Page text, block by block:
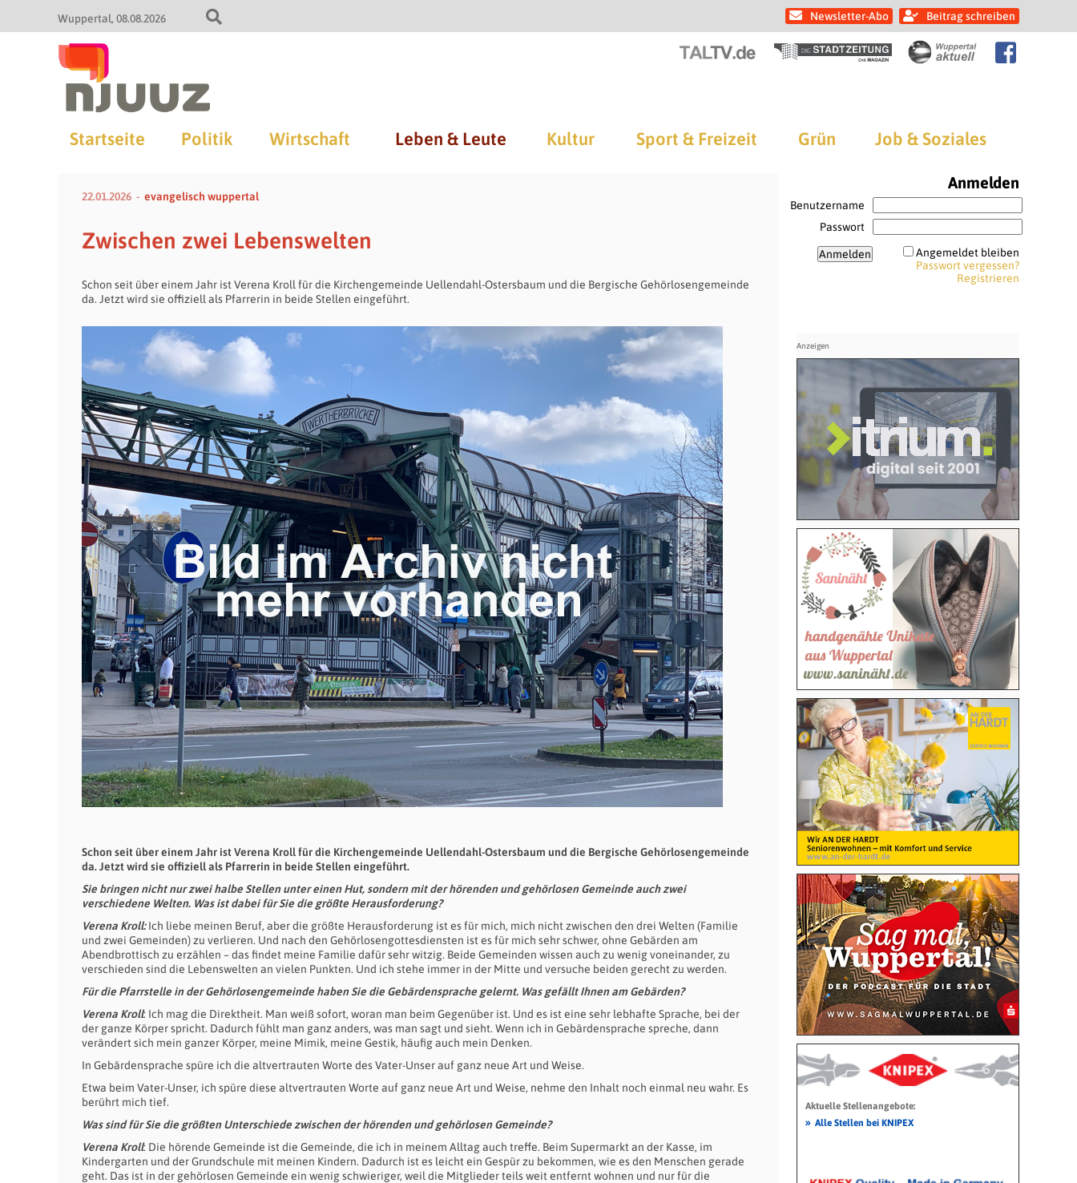
Wuppertal 08.08.2026 Newsletter-Abo Beitrag schreiben
Startseite Politik Wirtschaft Leben & Leute Kultur Sport & Freizeit Grün Job & Soziales
22.01.2026 evangelisch wuppertal
Zwischen zwei Lebenswelten
Schon seit über einem Jahr ist Verena Kroll für die Kirchengemeinde Uellendahl-Ostersbaum und die Bergische Gehörlosengemeinde
da. Jetzt wird sie offiziell als Pfarrerin in beide Stellen eingeführt.
Schon seit über einem Jahr ist Verena Kroll für die Kirchengemeinde Uellendahl-Ostersbaum und die Bergische Gehörlosengemeinde
da. Jetzt wird sie offiziell als Pfarrerin in beide Stellen eingeführt.
Sie bringen nicht nur zwei halbe Stellen unter einen Hut, sondern mit der hörenden und gehörlosen Gemeinde auch zwei
verschiedene Welten. Was ist dabei für Sie die größte Herausforderung?
Verena Kroll:Ich liebe meinen Beruf, aber die größte Herausforderung ist es für mich, mich nicht zwischen den drei Welten (Familie
und zwei Gemeinden) zu verlieren. Und nach den Gehörlosengottesdiensten ist es für mich sehr schwer, ohne Gebärden am
Abendbrottisch zu erzählen – das findet meine Familie dafür sehr witzig. Beide Gemeinden wissen auch zu wenig voneinander, zu
verschieden sind die Lebenswelten an vielen Punkten. Und ich stehe immer in der Mitte und versuche beiden gerecht zu werden.
Für die Pfarrstelle in der Gehörlosengemeinde haben Sie die Gebärdensprache gelernt. Was gefällt Ihnen am Gebärden?
Verena Kroll: Ich mag die Direktheit. Man weiß sofort, woran man beim Gegenüber ist. Und es ist eine sehr lebhafte Sprache, bei der
der ganze Körper spricht. Dadurch fühlt man ganz anders, was man sagt und sieht. Wenn ich in Gebärdensprache spreche, dann
verändert sich mein ganzer Körper, meine Mimik, meine Gestik, häufig auch mein Denken.
In Gebärdensprache spüre ich die altvertrauten Worte des Vater-Unser auf ganz neue Art und Weise.
Etwa beim Vater-Unser, ich spüre diese altvertrauten Worte auf ganz neue Art und Weise, nehme den Inhalt noch einmal neu wahr. Es
berührt mich tief.
Was sind für Sie die größten Unterschiede zwischen der hörenden und gehörlosen Gemeinde?
Verena Kroll: Die hörende Gemeinde ist die Gemeinde, die ich in meinem Alltag auch treffe. Beim Supermarkt an der Kasse, im
Kindergarten und der Grundschule mit meinen Kindern. Dadurch ist es leicht ein Gespür zu bekommen, wie es den Menschen gerade
geht. Das ist in der gehörlosen Gemeinde ein wenig schwieriger, weil die Mitglieder teils weit entfernt wohnen und nur für die
Anmelden
Benutzername
Passwort
Angemeldet bleiben
Passwort vergessen?
Registrieren
Aktuelle Stellenangebote:
» Alle Stellen bei KNIPEX